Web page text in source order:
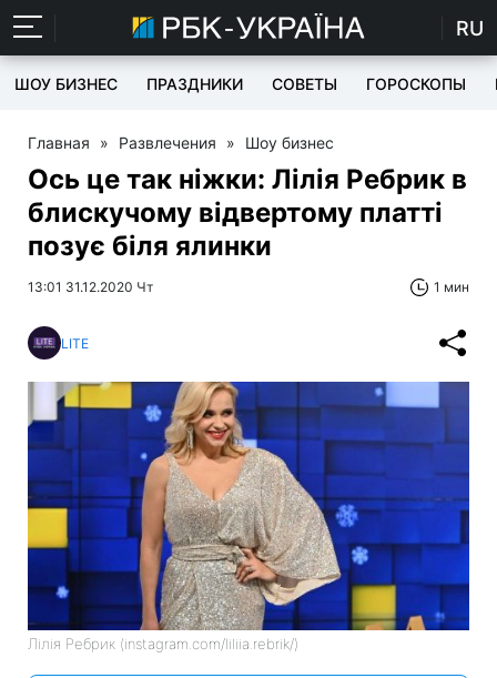
RU
ШОУ БИЗНЕС ПРАЗДНИКИ СОВЕТЫ ГОРОСКОПЫ
Главная » Развлечения » Шоу бизнес
Ось це так ніжки: Лілія Ребрик в
блискучому відвертому платті
позує біля ялинки
13:01 31.12.2020 Чт 1 мин
LITE
Лілія Ребрик (instagram.com/liliia.rebrik/)